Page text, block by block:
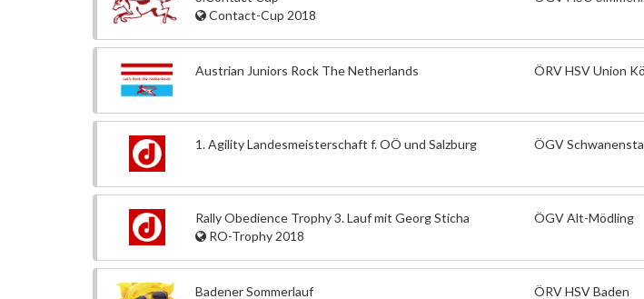
Contact-Cup 2018
Austrian Juniors Rock The Netherlands ÖRV HSV Union
1. Agility Landesmeisterschaft f. OÖ und Salzburg ÖGV
Rally Obedience Trophy 3. Lauf mit Georg Sticha
RO-Trophy 2018
ÖGV Alt-Mödling
Badener Sommerlauf
ÖRV HSV Baden